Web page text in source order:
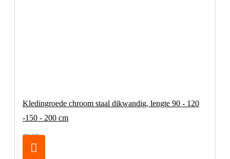
Kledingroede chroom staal dikwandig, lengte 90 - 120
-150 - 200 cm
€8,25